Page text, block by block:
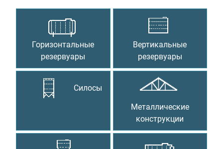
Горизонтальные
резервуары
Вертикальные
резервуары
Силосы
Металлические
конструкции